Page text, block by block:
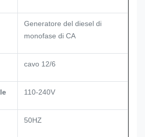
Generatore del diesel di
monofase di CA
cavo 12/6
110-240V
50HZ